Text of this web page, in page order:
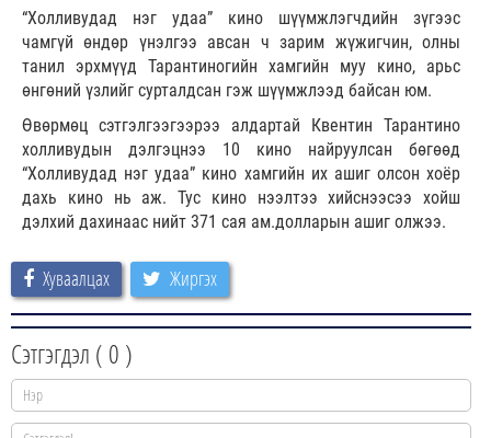
“Холливудад нэг удаа” кино шүүмжлэгчдийн зүгээс
чамгүй өндөр үнэлгээ авсан ч зарим жүжигчин, олны
танил эрхмүүд Тарантиногийн хамгийн муу кино, арьс
өнгөний үзлийг сурталдсан гэж шүүмжлээд байсан юм.
Өвөрмөц сэтгэлгээгээрээ алдартай Квентин Тарантино
холливудын дэлгэцнээ 10 кино найруулсан бөгөөд
“Холливудад нэг удаа” кино хамгийн их ашиг олсон хоёр
дахь кино нь аж. Тус кино нээлтээ хийснээсээ хойш
дэлхий дахинаас нийт 371 сая ам.долларын ашиг олжээ.
Хуваалцах Жиргэх
Сэтгэгдэл ( 0 )